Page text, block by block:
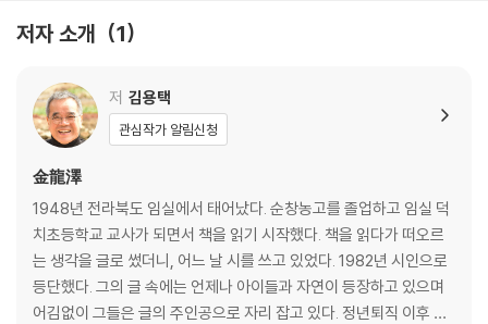
저자 소개 1
저 김용택
관심작가 알림신청
金龍澤
1948년 전라북도 임실에서 태어났다. 순창농고를 졸업하고 임실 덕
치초등학교 교사가 되면서 책을 읽기 시작했다. 책을 읽다가 떠오르
는 생각을 글로 썼더니, 어느 날 시를 쓰고 있었다. 1982년 시인으로
등단했다. 그의 글 속에는 언제나 아이들과 자연이 등장하고 있으며
어김없이 그들은 글의 주인공으로 자리 잡고 있다. 정년퇴직 이후 고